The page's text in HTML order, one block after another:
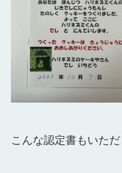
こんな認定書もいた